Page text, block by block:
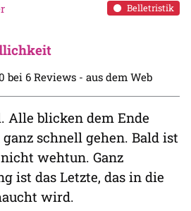
Belletristik
bei 6 Reviews - aus dem Web
Alle blicken dem Ende
schnell gehen. Bald ist
wehtun. Ganz
ist das Letzte, das in die
wird.